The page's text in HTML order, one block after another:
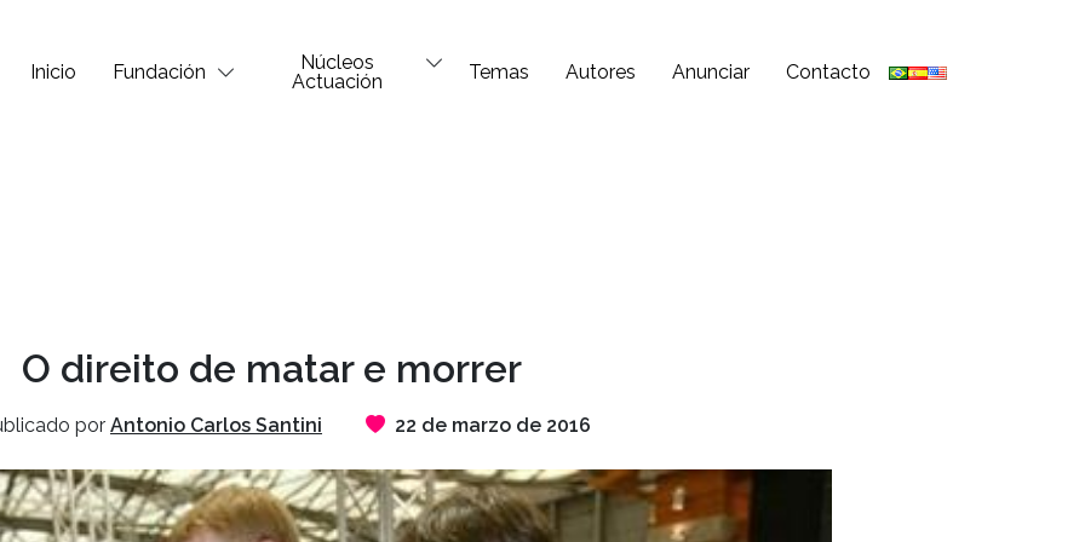
Inicio Fundación
Núcleos
Actuación
Temas Autores Anunciar Contacto
O direito de matar e morrer
por Antonio Carlos Santini 22 de marzo de 2016